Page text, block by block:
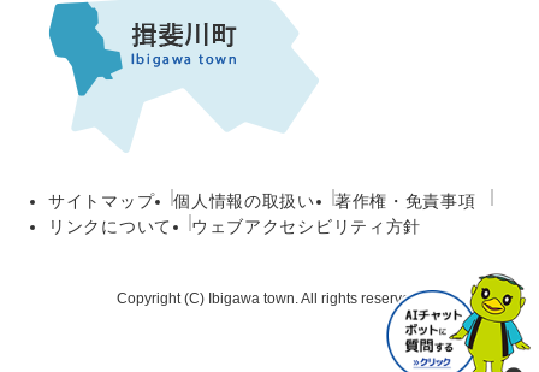
サイトマップ 個人情報の取扱い
著作権・免責事項
リンクについて
ウェブアクセシビリティ方針
Copyright (C) Ibigawa town. All rights reserved.